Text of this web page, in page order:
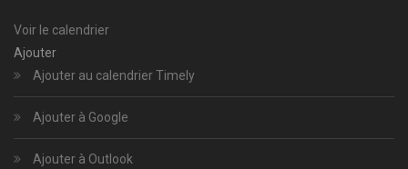
Voir le calendrier
Ajouter
Ajouter au calendrier Timely
Ajouter à Google
Ajouter à Outlook